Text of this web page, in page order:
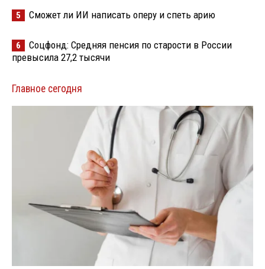
5 Сможет ли ИИ написать оперу и спеть арию
6
Соцфонд: Средняя пенсия по старости в России
превысила 27,2 тысячи
Главное сегодня